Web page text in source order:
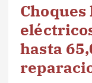
Choques
hasta